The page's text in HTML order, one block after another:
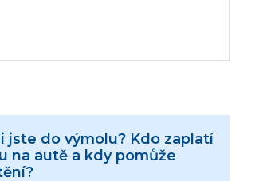
jste do výmolu? Kdo zaplatí
na autě a kdy pomůže